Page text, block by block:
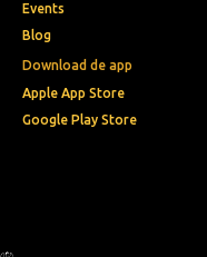
Download de app
Apple App Store
Google Play Store
Events
Blog